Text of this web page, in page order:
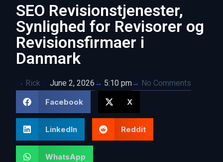
SEO Revisionstjenester,
Synlighed for Revisorer og
Revisionsfirmaer i
Danmark
Rick June 2, 2026 5:10 pm
No Comments
Facebook
X
LinkedIn Reddit
WhatsApp